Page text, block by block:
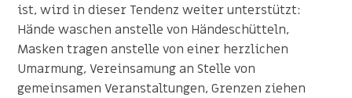
ist, wird in dieser Tendenz weiter unterstützt:
Hände waschen anstelle von Händeschütteln,
Masken tragen anstelle von einer herzlichen
Umarmung, Vereinsamung an Stelle von
gemeinsamen Veranstaltungen, Grenzen ziehen